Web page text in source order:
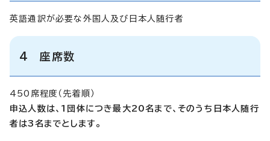
英語通訳が必要な外国人及び日本人随行者
4 座席数
450席程度（先着順）
申込人数は、1団体につき最大20名まで、そのうち日本人随行
者は3名までとします。